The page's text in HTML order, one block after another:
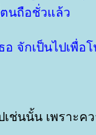
นถือชั่วแล้ว
จักเป็นไปเพื่อ
นนั้น เพราะค